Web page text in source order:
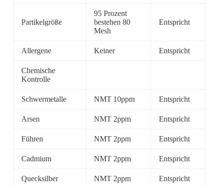
Partikelgröße
95 Prozent
bestehen 80
Mesh
Entspricht
Allergene Keiner Entspricht
Chemische
Kontrolle
Schwermetalle NMT 10ppm Entspricht
Arsen NMT 2ppm Entspricht
Führen NMT 2ppm Entspricht
Cadmium NMT 2ppm Entspricht
Quecksilber NMT 2ppm Entspricht